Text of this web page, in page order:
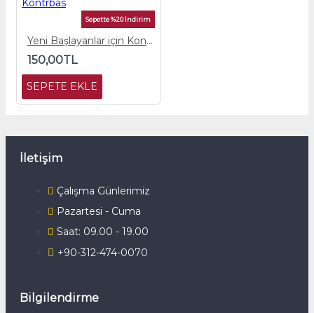
Sepette %20 İndirim
Yeni Başlayanlar için Kontrbas
150,00TL
SEPETE EKLE
İletişim
Çalışma Günlerimiz
Pazartesi - Cuma
Saat: 09.00 - 19.00
+90-312-474-0070
Bilgilendirme